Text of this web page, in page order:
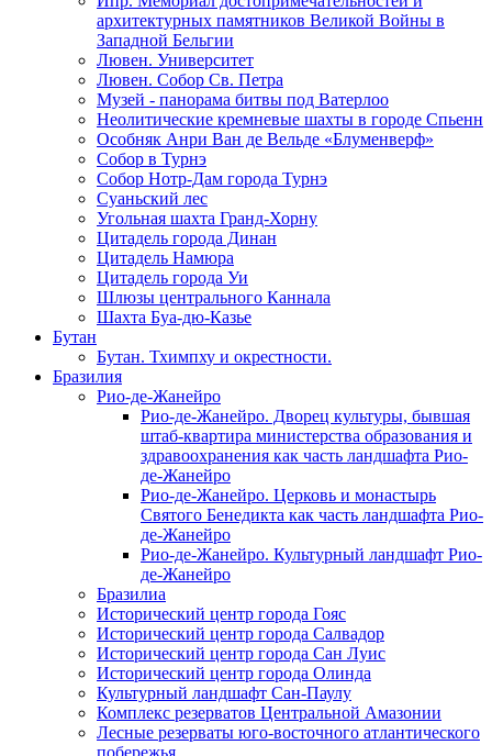
архитектурных памятников Великой Войны в
Западной Бельгии
Лювен. Университет
Лювен. Собор Св. Петра
Музей - панорама битвы под Ватерлоо
Неолитические кремневые шахты в городе Спьенн
Особняк Анри Ван де Вельде «Блуменверф»
Собор в Турнэ
Собор Нотр-Дам города Турнэ
Суаньский лес
Угольная шахта Гранд-Хорну
Цитадель города Динан
Цитадель Намюра
Цитадель города Уи
Шлюзы центрального Каннала
Шахта Буа-дю-Казье
Бутан
Бутан. Тхимпху и окрестности.
Бразилия
Рио-де-Жанейро
Рио-де-Жанейро. Дворец культуры, бывшая
штаб-квартира министерства образования и
здравоохранения как часть ландшафта Рио-
де-Жанейро
Рио-де-Жанейро. Церковь и монастырь
Святого Бенедикта как часть ландшафта Рио-
де-Жанейро
Рио-де-Жанейро. Культурный ландшафт Рио-
де-Жанейро
Бразилиа
Исторический центр города Гояс
Исторический центр города Салвадор
Исторический центр города Сан Луис
Исторический центр города Олинда
Культурный ландшафт Сан-Паулу
Комплекс резерватов Центральной Амазонии
Лесные резерваты юго-восточного атлантического
побережья